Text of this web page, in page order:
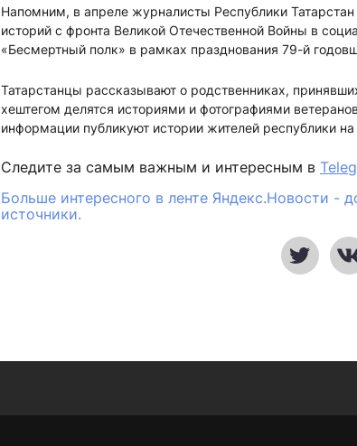
Напомним, в апреле журналисты Республики Татарстан
историй с фронта Великой Отечественной Войны в
«Бесмертный полк» в рамках празднования 79-й
Татарстанцы рассказывают о родственниках,
хештегом делятся историями и фотографиями
информации публикуют истории жителей республики
Следите за самым важным и интересным в
Больше интересного в ленте Яндекс.Новости -
источники.